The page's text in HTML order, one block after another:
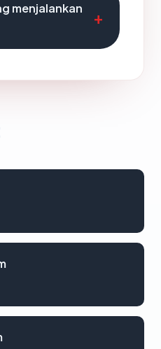
menjalankan